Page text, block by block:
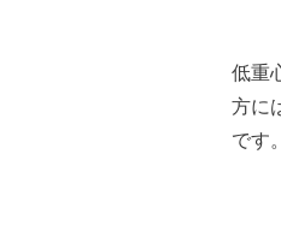
低重
方に
です。